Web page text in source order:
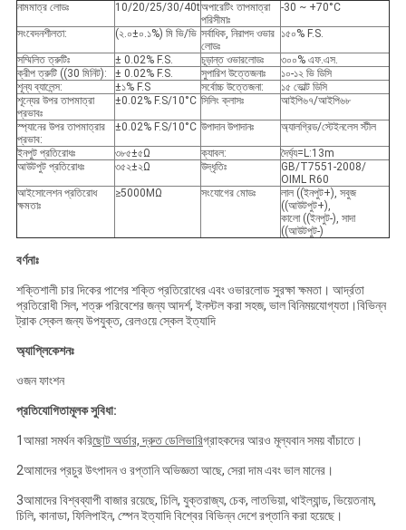
নামমাত্র লোডঃ
10/20/25/30/40tঅপারেটিং তাপমাত্রা
পরিসীমাঃ
-30 ~ +70°C
সংবেদনশীলতা: (২.০±০.১%) মি ভি/ভি সর্বাধিক, নিরাপদ ওভার
লোডঃ
১৫০% F.S.
সম্মিলিত ত্রুটিঃ ± 0.02% F.S. চূড়ান্ত ওভারলোডঃ
৩০০% এফ.এস.
ক্রীপ ত্রুটি ((30 মিনিট):
± 0.02% F.S. সুপারিশ উত্তেজনাঃ
১০-১২ ভি ডিসি
শূন্য ব্যালেন্স:
±১% F.S সর্বোচ্চ উত্তেজনা:
১৫ ভোল্ট ডিসি
শূন্যের উপর তাপমাত্রা
প্রভাবঃ
±0.02% F.S/10°C সিলিং ক্লাসঃ আইপি৬৭/আইপি৬৮
স্প্যানের উপর তাপমাত্রার
প্রভাব:
±0.02% F.S/10°C উপাদান উপাদানঃ অ্যালগ্রিড/স্টেইনলেস স্টীল
ইনপুট প্রতিরোধঃ ৩৮৫±৫Ω ক্যাবল:
দৈর্ঘ্য=L:13m
আউটপুট প্রতিরোধঃ
৩৫২±২Ω উদ্ধৃতিঃ
GB/T7551-2008/
OIML R60
আইসোলেশন প্রতিরোধ
ক্ষমতাঃ
≥5000MΩ সংযোগের মোডঃ
লাল ((ইনপুট+), সবুজ
((আউটপুট+),
কালো ((ইনপুট-), সাদা
((আউটপুট-)
বর্ণনাঃ
শক্তিশালী চার দিকের পাশের শক্তি প্রতিরোধের এবং ওভারলোড সুরক্ষা ক্ষমতা। আর্দ্রতা
প্রতিরোধী সিল, শত্রু পরিবেশের জন্য আদর্শ, ইনস্টল করা সহজ, ভাল বিনিময়যোগ্যতা।বিভিন্ন
ট্রাক স্কেল জন্য উপযুক্ত, রেলওয়ে স্কেল ইত্যাদি
অ্যাপ্লিকেশনঃ
ওজন ফাংশন
প্রতিযোগিতামূলক সুবিধা:
1আমরা সমর্থন করিছোট অর্ডার, দ্রুত ডেলিভারিগ্রাহকদের আরও মূল্যবান সময় বাঁচাতে।
2আমাদের প্রচুর উৎপাদন ও রপ্তানি অভিজ্ঞতা আছে, সেরা দাম এবং ভাল মানের।
3আমাদের বিশ্বব্যাপী বাজার রয়েছে, চিলি, যুক্তরাজ্য, চেক, লাতভিয়া, থাইল্যান্ড, ভিয়েতনাম,
চিলি, কানাডা, ফিলিপাইন, স্পেন ইত্যাদি বিশ্বের বিভিন্ন দেশে রপ্তানি করা হয়েছে।